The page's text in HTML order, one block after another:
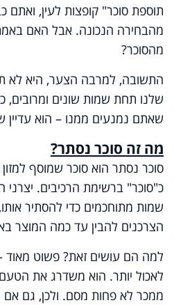
תוספת סוכר" קופצות לעין, ואתם
מהבחירה הנכונה. אבל האם
מהסוכר?
התשובה, למרבה הצער, היא לא
שלנו תחת שמות שונים
שאתם נמנעים ממנו – הוא עדיין
מה זה סוכר נסתר?
סוכר נסתר הוא סוכר שמוסף למזון
כ"סוכר" ברשימת הרכיבים.
שמות מתוחכמים כדי להסתיר
הצרכנים להבין עד כמה המוצר
למה הם עושים זאת? פשוט מאוד –
לאכול יותר. הוא משדרג את
ממכר לא פחות מסם. ולכן, גם אם